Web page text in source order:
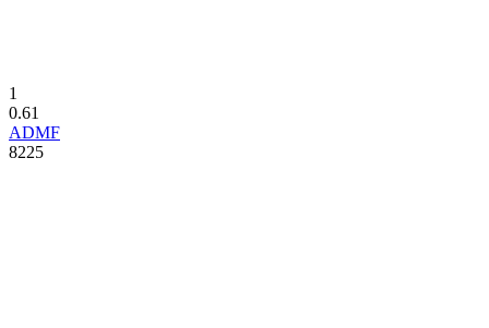
1
0.61
ADMF
8225